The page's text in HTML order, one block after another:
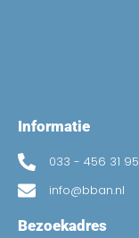
Informatie
033 - 456 31 95
info@bban.nl
Bezoekadres